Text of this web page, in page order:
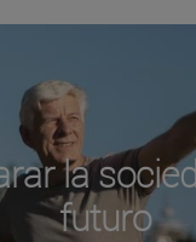
la
futuro